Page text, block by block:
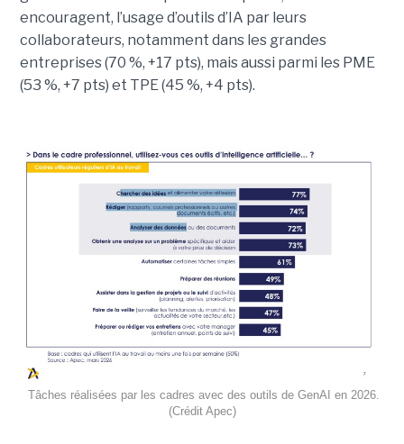
encouragent, l’usage d’outils d’IA par leurs
collaborateurs, notamment dans les grandes
entreprises (70 %, +17 pts), mais aussi parmi les PME
(53 %, +7 pts) et TPE (45 %, +4 pts).
Tâches réalisées par les cadres avec des outils de GenAI en 2026.
(Crédit Apec)